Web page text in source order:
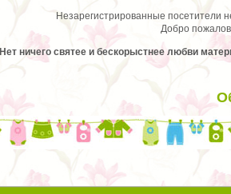
Незарегистрированные посетители
Добро
Нет ничего святее и бескорыстнее любви